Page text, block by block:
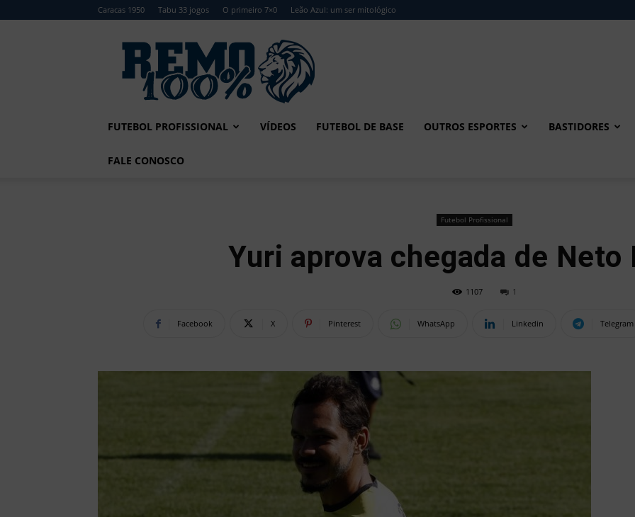
Caracas 1950 Tabu 33 jogos O primeiro 7×0 Leão Azul: um ser mitológico
Remo
FUTEBOL PROFISSIONAL VÍDEOS FUTEBOL DE BASE OUTROS ESPORTES BASTIDORES
FALE CONOSCO
Futebol Profissional
Yuri aprova chegada de Neto
1107 1
Facebook X Pinterest WhatsApp Linkedin Telegram